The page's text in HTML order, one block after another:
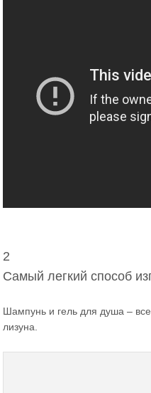
2
Самый легкий способ
Шампунь и гель для душа –
лизуна.